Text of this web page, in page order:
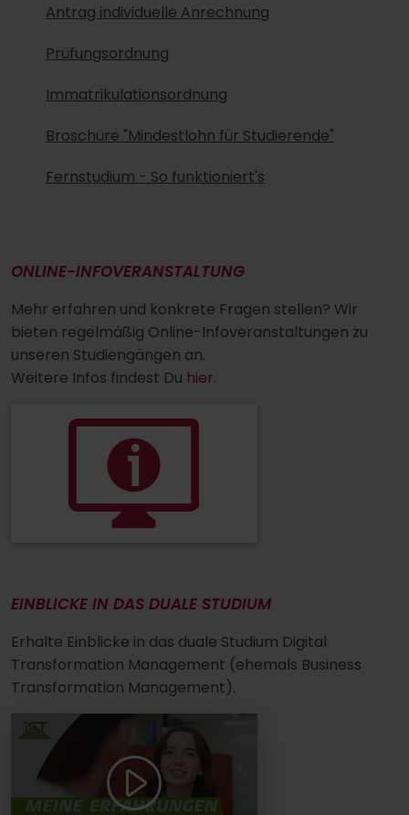
Antrag individuelle Anrechnung
Prüfungsordnung
Immatrikulationsordnung
Broschüre "Mindestlohn für Studierende"
Fernstudium - So funktioniert's
ONLINE-INFOVERANSTALTUNG
Mehr erfahren und konkrete Fragen stellen? Wir
bieten regelmäßig Online-Infoveranstaltungen zu
unseren Studiengängen an.
Weitere Infos findest Du hier.
EINBLICKE IN DAS DUALE STUDIUM
Erhalte Einblicke in das duale Studium Digital
Transformation Management (ehemals Business
Transformation Management).